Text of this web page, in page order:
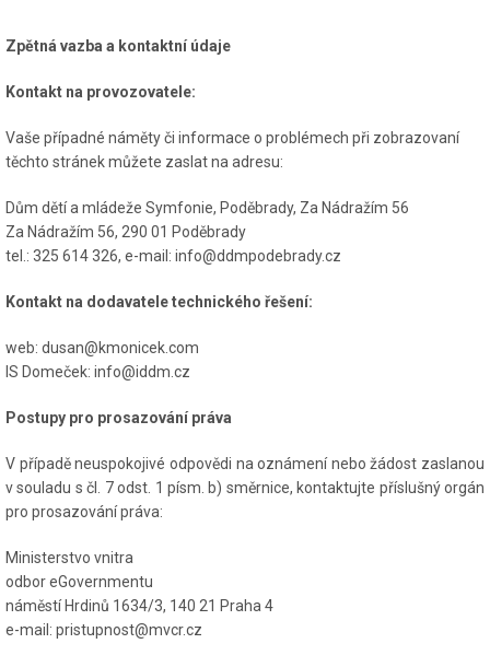
Zpětná vazba a kontaktní údaje
Kontakt na provozovatele:
Vaše případné náměty či informace o problémech při zobrazovaní
těchto stránek můžete zaslat na adresu:
Dům dětí a mládeže Symfonie, Poděbrady, Za Nádražím 56
Za Nádražím 56, 290 01 Poděbrady
tel.: 325 614 326, e-mail: info@ddmpodebrady.cz
Kontakt na dodavatele technického řešení:
web: dusan@kmonicek.com
IS Domeček: info@iddm.cz
Postupy pro prosazování práva
V případě neuspokojivé odpovědi na oznámení nebo žádost zaslanou
v souladu s čl. 7 odst. 1 písm. b) směrnice, kontaktujte příslušný orgán
pro prosazování práva:
Ministerstvo vnitra
odbor eGovernmentu
náměstí Hrdinů 1634/3, 140 21 Praha 4
e-mail: pristupnost@mvcr.cz